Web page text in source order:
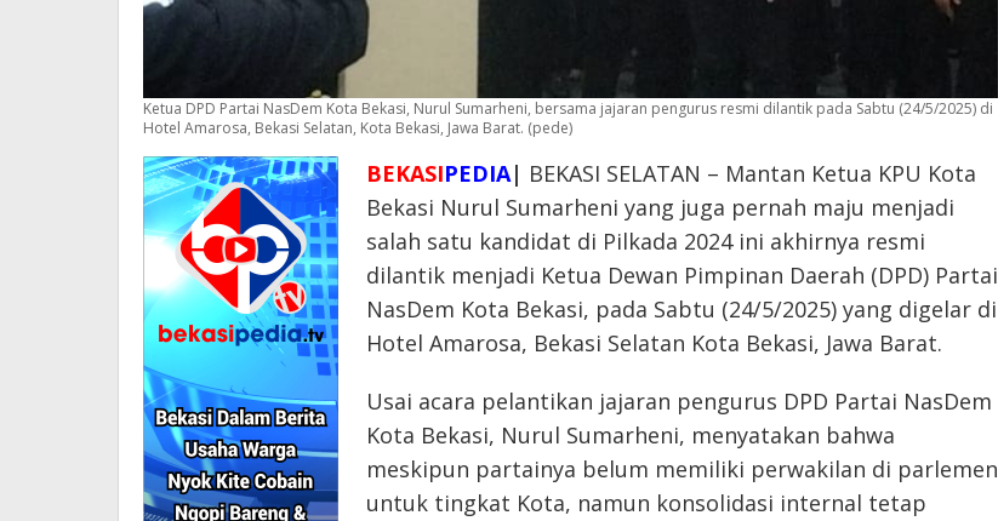
Ketua DPD Partai NasDem Kota Bekasi, Nurul Sumarheni, bersama jajaran pengurus resmi dilantik pada Sabtu (24/5/2025) di
Hotel Amarosa, Bekasi Selatan, Kota Bekasi, Jawa Barat. (pede)
BEKASIPEDIA| BEKASI SELATAN – Mantan Ketua KPU Kota
Bekasi Nurul Sumarheni yang juga pernah maju menjadi
salah satu kandidat di Pilkada 2024 ini akhirnya resmi
dilantik menjadi Ketua Dewan Pimpinan Daerah (DPD) Partai
NasDem Kota Bekasi, pada Sabtu (24/5/2025) yang digelar di
Hotel Amarosa, Bekasi Selatan Kota Bekasi, Jawa Barat.
Usai acara pelantikan jajaran pengurus DPD Partai NasDem
Kota Bekasi, Nurul Sumarheni, menyatakan bahwa
meskipun partainya belum memiliki perwakilan di parlemen
untuk tingkat Kota, namun konsolidasi internal tetap